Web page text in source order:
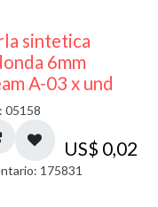
sintetica
6mm
A-03 x und
05158
US$ 0,02
175831